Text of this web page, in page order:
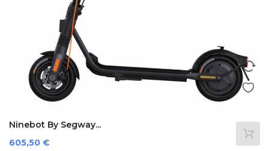
Ninebot By Segway...
Preis
605,50 €